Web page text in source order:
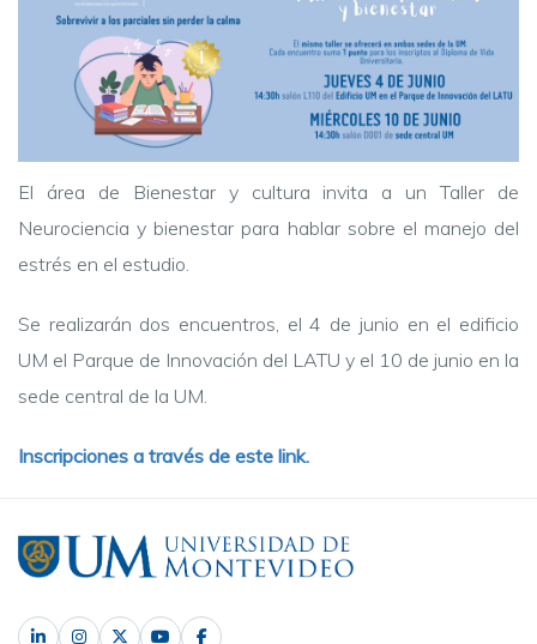
El área de Bienestar y cultura invita a un Taller de
Neurociencia y bienestar para hablar sobre el manejo del
estrés en el estudio.
Se realizarán dos encuentros, el 4 de junio en el edificio
UM el Parque de Innovación del LATU y el 10 de junio en la
sede central de la UM.
Inscripciones a través de este link.